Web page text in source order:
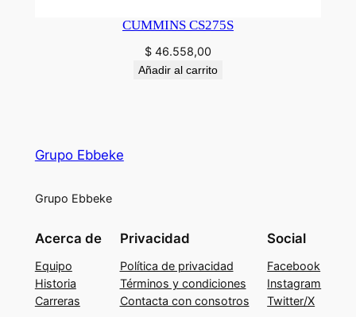
CUMMINS CS275S
$ 46.558,00
Añadir al carrito
Grupo Ebbeke
Grupo Ebbeke
Acerca de
Equipo
Historia
Carreras
Privacidad
Política de privacidad
Términos y condiciones
Contacta con consotros
Social
Facebook
Instagram
Twitter/X